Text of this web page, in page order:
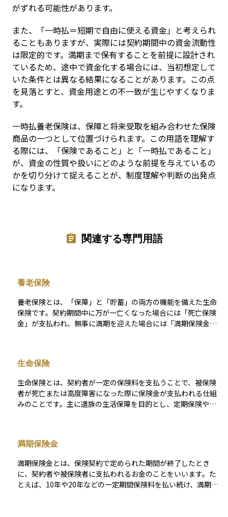
がずれる可能性があります。
また、「一時払＝短期で自由に使える資金」と考えられ
ることもありますが、実際には契約期間中の資金流動性
は限定的です。満期まで保有することを前提に設計され
ているため、途中で資金化する場合には、当初想定して
いた条件とは異なる結果になることがあります。この点
を見落とすと、資金用途との不一致が生じやすくなりま
す。
一時払養老保険は、保障と将来受取を組み合わせた保険
商品の一つとして位置づけられます。この用語を理解す
る際には、「保険であること」と「一時払であること」
が、資金の性質や扱いにどのような前提を与えているの
かを切り分けて捉えることが、制度理解や判断の出発点
になります。
関連する専門用語
養老保険
養老保険とは、「保障」と「貯蓄」の両方の機能を備えた生命
保険です。契約期間中に万が一亡くなった場合には「死亡保険
金」が支払われ、無事に満期を迎えた場合には「満期保険金」
金感覚で利用できる点から、計画的に資金を準備したい方に適
しています。 ただし、保障と貯蓄の両方を兼ね備えているた
め、保険料は定期保険よりも高めに設定されている点には注意
が必要です。しっかりと目的と費用のバランスを考えて加入す
ることが大切です。
生命保険
生命保険とは、契約者が一定の保険料を支払うことで、被保険
者が死亡または高度障害になった際に保険金が支払われる仕組
みのことです。主に遺族の生活保障を目的とし、定期保険や終
スク管理の一環として活用されます。
満期保険金
満期保険金とは、保険契約で定められた期間が終了したとき
に、契約者や被保険者に支払われるお金のことをいいます。た
とえば、10年や20年などの一定期間保険料を払い続け、満期に